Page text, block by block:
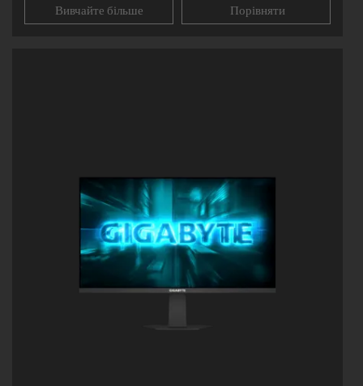
Вивчайте більше Порівняти